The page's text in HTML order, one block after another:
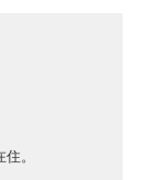
。